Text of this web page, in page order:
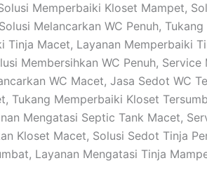
Memperbaiki Kloset Mampet,
Melancarkan WC Penuh,
Tinja Macet, Layanan Memperbaiki
Membersihkan WC Penuh,
WC Macet, Jasa Sedot WC
Tukang Memperbaiki Kloset
Mengatasi Septic Tank Macet,
Kloset Macet, Solusi Sedot Tinja
Layanan Mengatasi Tinja